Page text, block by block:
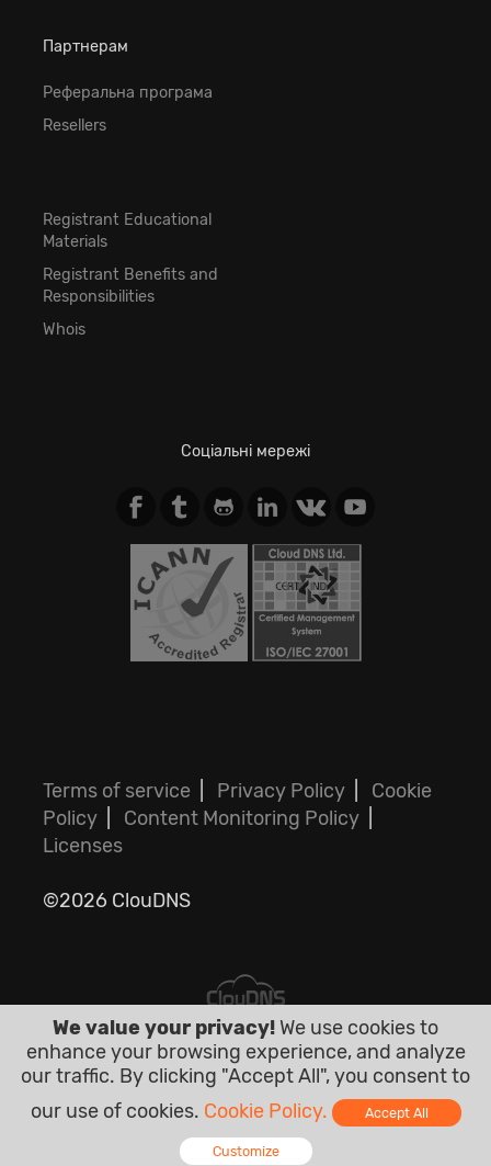
Партнерам
Реферальна програма
Resellers
Registrant Educational
Materials
Registrant Benefits and
Responsibilities
Whois
Соціальні мережі
Terms of service Privacy Policy
Cookie
Policy
Content Monitoring Policy
Licenses
©2026 ClouDNS
Всі ціни є остаточними і включають
податки. Ніяких інших прихованих
We value your privacy! We use cookies to
enhance your browsing experience, and analyze
our traffic. By clicking "Accept All", you consent to
our use of cookies. Cookie Policy. Accept All
Customize